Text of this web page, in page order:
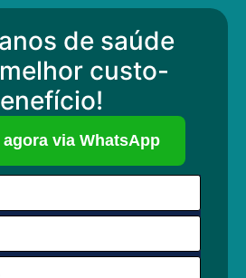
de saúde
custo-
via WhatsApp